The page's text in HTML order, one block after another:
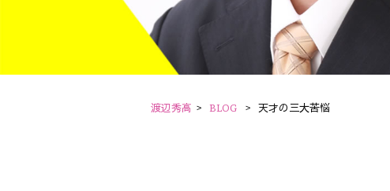
渡辺秀高 > BLOG > 天才の三大苦悩